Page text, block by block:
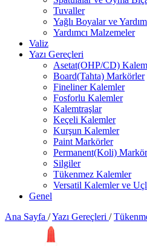
Tuvaller
Yağlı Boyalar ve
Yardımcı Malzemeler
Valiz
Yazı Gereçleri
Asetat(OHP/CD)
Board(Tahta) Markörler
Fineliner Kalemler
Fosforlu Kalemler
Kalemtraşlar
Keçeli Kalemler
Kurşun Kalemler
Paint Markörler
Permanent(Koli)
Silgiler
Tükenmez Kalemler
Versatil Kalemler ve
Genel
Ana Sayfa /Yazı Gereçleri /